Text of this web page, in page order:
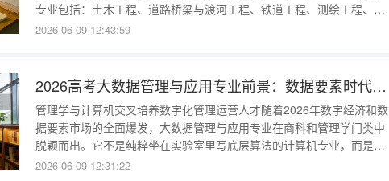
专业包括：土木工程、道路桥梁与渡河工程、铁道工程、测绘工程、机
械设计制造及其自动化、车辆工程、能源与动力工程、电气工程及其自
学、财务管理、工商管
2026-06-09 12:43:59
2026高考大数据管理与应用专业前景：数据要素时代的新选择
管理学与计算机交叉培养数字化管理运营人才随着2026年数字经济和数
据要素市场的全面爆发，大数据管理与应用专业在商科和管理学门类中
脱颖而出。它不是纯粹坐在实验室里写底层算法的计算机专业，而是偏
向于如何利用大数据技术去解决企业的经营管理、风险控制、市场预测
2026-06-09 12:31:22